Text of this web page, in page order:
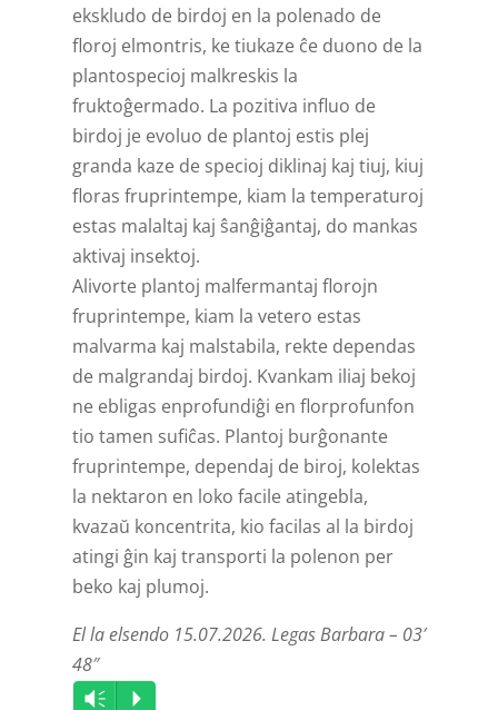
ekskludo de birdoj en la polenado de
floroj elmontris, ke tiukaze ĉe duono de la
plantospecioj malkreskis la
fruktoĝermado. La pozitiva influo de
birdoj je evoluo de plantoj estis plej
granda kaze de specioj diklinaj kaj tiuj, kiuj
floras fruprintempe, kiam la temperaturoj
estas malaltaj kaj ŝanĝiĝantaj, do mankas
aktivaj insektoj.
Alivorte plantoj malfermantaj florojn
fruprintempe, kiam la vetero estas
malvarma kaj malstabila, rekte dependas
de malgrandaj birdoj. Kvankam iliaj bekoj
ne ebligas enprofundiĝi en florprofunfon
tio tamen sufiĉas. Plantoj burĝonante
fruprintempe, dependaj de biroj, kolektas
la nektaron en loko facile atingebla,
kvazaŭ koncentrita, kio facilas al la birdoj
atingi ĝin kaj transporti la polenon per
beko kaj plumoj.
El la elsendo 15.07.2026. Legas Barbara – 03′
48″
Audio
Vm P